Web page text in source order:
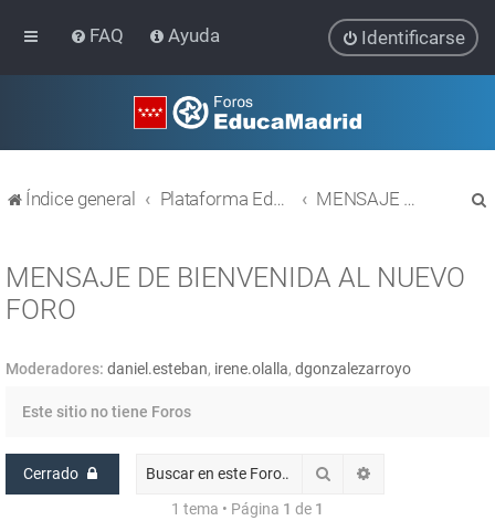
FAQ Ayuda Identificarse
Índice general Plataforma Educativa EducaMadrid MENSAJE DE BIENVENIDA AL NUEVO FORO
MENSAJE DE BIENVENIDA AL NUEVO
FORO
Moderadores: daniel.esteban, irene.olalla, dgonzalezarroyo
Este sitio no tiene Foros
Cerrado Buscar
1 tema • Página 1 de 1